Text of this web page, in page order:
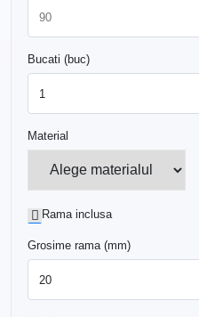
Bucati (buc)
Material
Rama inclusa
Grosime rama (mm)